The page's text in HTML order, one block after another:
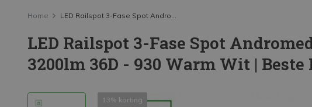
LED Railspots
LED Panelen
LED TL
LED Schijnwerpers
Home LED Railspot 3-Fase Spot Andro...
LED Railspot 3-Fase Spot
3200lm 36D - 930 Warm Wit |
13% korting